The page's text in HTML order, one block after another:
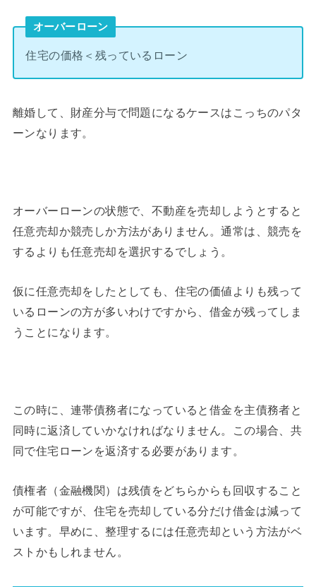
オーバーローン
住宅の価格＜残っているローン
離婚して、財産分与で問題になるケースはこっちのパタ
ーンなります。
オーバーローンの状態で、不動産を売却しようとすると
任意売却か競売しか方法がありません。通常は、競売を
するよりも任意売却を選択するでしょう。
仮に任意売却をしたとしても、住宅の価値よりも残って
いるローンの方が多いわけですから、借金が残ってしま
うことになります。
この時に、連帯債務者になっていると借金を主債務者と
同時に返済していかなければなりません。この場合、共
同で住宅ローンを返済する必要があります。
債権者（金融機関）は残債をどちらからも回収すること
が可能ですが、住宅を売却している分だけ借金は減って
います。早めに、整理するには任意売却という方法がベ
ストかもしれません。